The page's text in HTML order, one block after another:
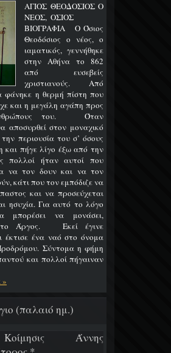
ΑΓΙΟΣ ΘΕΟΔΟΣΙΟΣ Ο
ΝΕΟΣ, ΟΣΙΟΣ
ΒΙΟΓΡΑΦΙΑ Ο Όσιος
Θεοδόσιος ο νέος, ο
ιαματικός, γεννήθηκε
στην Αθήνα το 862
από ευσεβείς
χριστιανούς. Από
φάνηκε η θερμή πίστη που
και η μεγάλη αγάπη προς
του. Όταν
αποσυρθεί στον μοναχικό
περιουσία του σ’ όσους
και πήγε λίγο έξω από την
πολλοί ήταν αυτοί που
να τον δουν και να τον
κάτι που τον εμπόδιζε να
και να προσεύχεται
ησυχία. Για αυτό το λόγο
μπορέσει να μονάσει,
Άργος. Εκεί έγινε
έκτισε ένα ναό στο όνομα
Σύντομα η φήμη
και πολλοί πήγαιναν
»
(παλαιό ημ.)
Άννης